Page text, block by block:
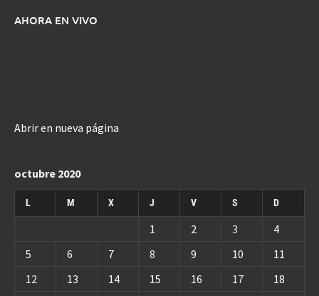
AHORA EN VIVO
Abrir en nueva página
octubre 2020
L M X J V S D
1 2 3
4
5
6 7 8 9 10
11
12
13 14 15 16 17 18